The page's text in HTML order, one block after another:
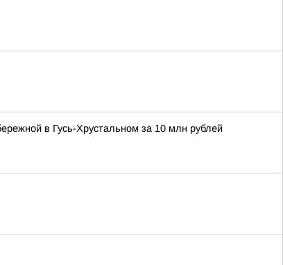
в Гусь-Хрустальном за 10 млн рублей